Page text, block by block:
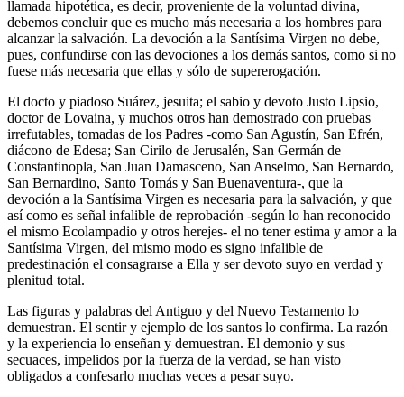
llamada hipotética, es decir, proveniente de la voluntad divina,
debemos concluir que es mucho más necesaria a los hombres para
alcanzar la salvación. La devoción a la Santísima Virgen no debe,
pues, confundirse con las devociones a los demás santos, como si no
fuese más necesaria que ellas y sólo de supererogación.
El docto y piadoso Suárez, jesuita; el sabio y devoto Justo Lipsio,
doctor de Lovaina, y muchos otros han demostrado con pruebas
irrefutables, tomadas de los Padres -como San Agustín, San Efrén,
diácono de Edesa; San Cirilo de Jerusalén, San Germán de
Constantinopla, San Juan Damasceno, San Anselmo, San Bernardo,
San Bernardino, Santo Tomás y San Buenaventura-, que la
devoción a la Santísima Virgen es necesaria para la salvación, y que
así como es señal infalible de reprobación -según lo han reconocido
el mismo Ecolampadio y otros herejes- el no tener estima y amor a la
Santísima Virgen, del mismo modo es signo infalible de
predestinación el consagrarse a Ella y ser devoto suyo en verdad y
plenitud total.
Las figuras y palabras del Antiguo y del Nuevo Testamento lo
demuestran. El sentir y ejemplo de los santos lo confirma. La razón
y la experiencia lo enseñan y demuestran. El demonio y sus
secuaces, impelidos por la fuerza de la verdad, se han visto
obligados a confesarlo muchas veces a pesar suyo.